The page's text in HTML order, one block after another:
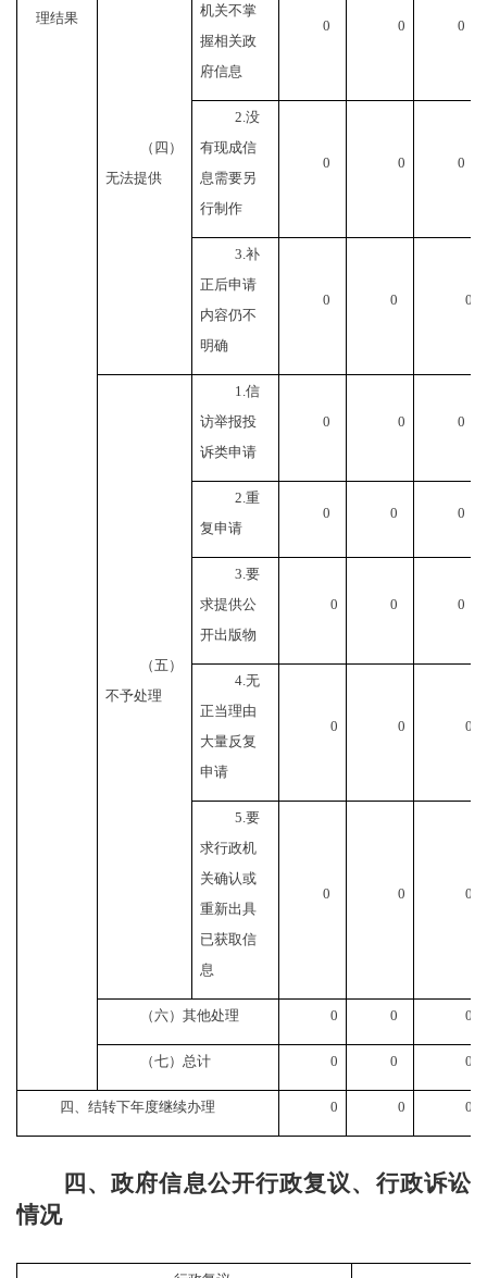
理结果
（四）
无法提供
机关不掌
握相关政
府信息
0 0 0
2.没
有现成信
息需要另
行制作
0 0 0
3.补
正后申请
内容仍不
明确
0 0 0
（五）
不予处理
1.信
访举报投
诉类申请
0 0 0
2.重
复申请
0 0 0
3.要
求提供公
开出版物
0 0 0
4.无
正当理由
大量反复
申请
0 0 0
5.要
求行政机
关确认或
重新出具
已获取信
息
0 0 0
（六）其他处理 0 0 0
（七）总计 0 0 0
四、结转下年度继续办理 0 0 0
四、政府信息公开行政复议、行政诉讼
情况